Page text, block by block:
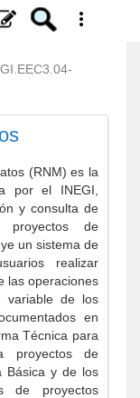
(RNM) es la
por el INEGI,
y consulta de
de
un sistema de
realizar
las operaciones
variable de los
en
Técnica para
proyectos de
Básica y de los
de proyectos